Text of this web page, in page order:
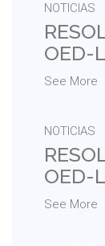
NOTICIAS
OED-
See More
NOTICIAS
OED-
See More